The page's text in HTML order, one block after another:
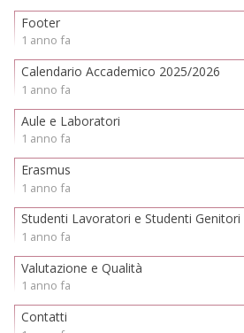
Footer
1 anno fa
Calendario Accademico 2025/2026
1 anno fa
Aule e Laboratori
1 anno fa
Erasmus
1 anno fa
Studenti Lavoratori e Studenti Genitori
1 anno fa
Valutazione e Qualità
1 anno fa
Contatti